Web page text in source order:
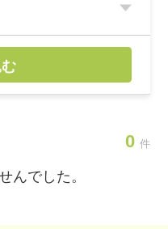
0 件
んでした。